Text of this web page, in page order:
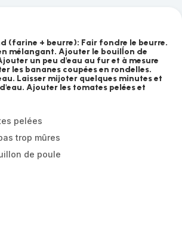
(farine + beurre): Fair fondre le beurre.
mélangant. Ajouter le bouilĺon de
un peu d'eau au fur et à mesure
les bananes coupées en rondelles.
Laisser mijoter quelques minutes et
Ajouter les tomates pelées et
pelées
trop mûres
de poule